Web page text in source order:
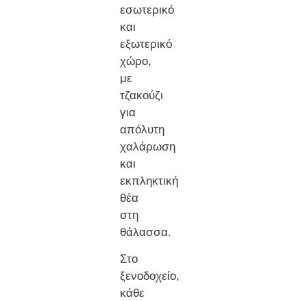
εσωτερικό
και
εξωτερικό
χώρο,
με
τζακούζι
για
απόλυτη
χαλάρωση
και
εκπληκτική
θέα
στη
θάλασσα.
Στο
ξενοδοχείο,
κάθε